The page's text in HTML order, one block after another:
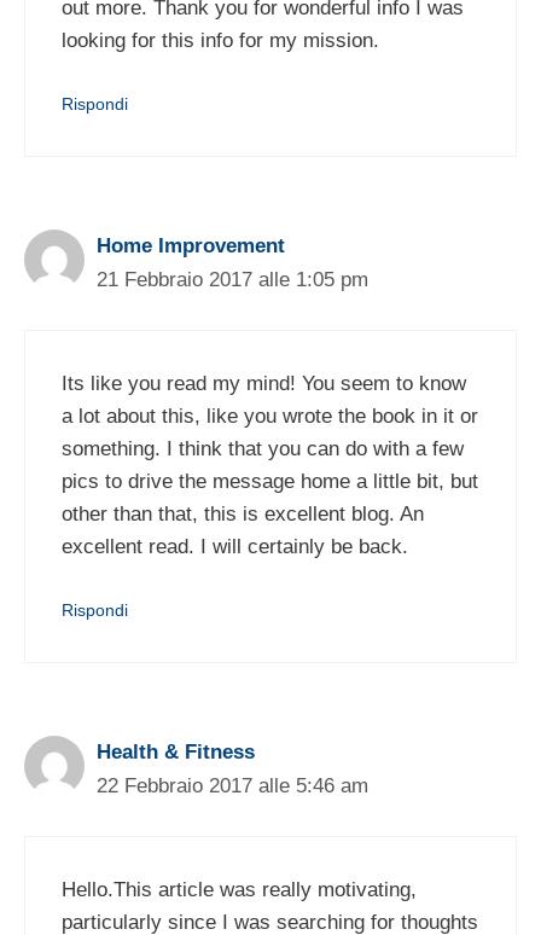
out more. Thank you for wonderful info I was
looking for this info for my mission.
Rispondi
Home Improvement
21 Febbraio 2017 alle 1:05 pm
Its like you read my mind! You seem to know
a lot about this, like you wrote the book in it or
something. I think that you can do with a few
pics to drive the message home a little bit, but
other than that, this is excellent blog. An
excellent read. I will certainly be back.
Rispondi
Health & Fitness
22 Febbraio 2017 alle 5:46 am
Hello.This article was really motivating,
particularly since I was searching for thoughts